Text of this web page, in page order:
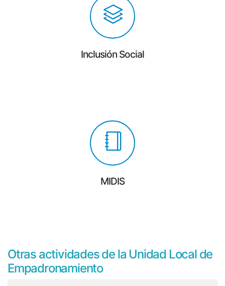
Inclusión Social
MIDIS
Otras actividades de la Unidad Local de
Empadronamiento